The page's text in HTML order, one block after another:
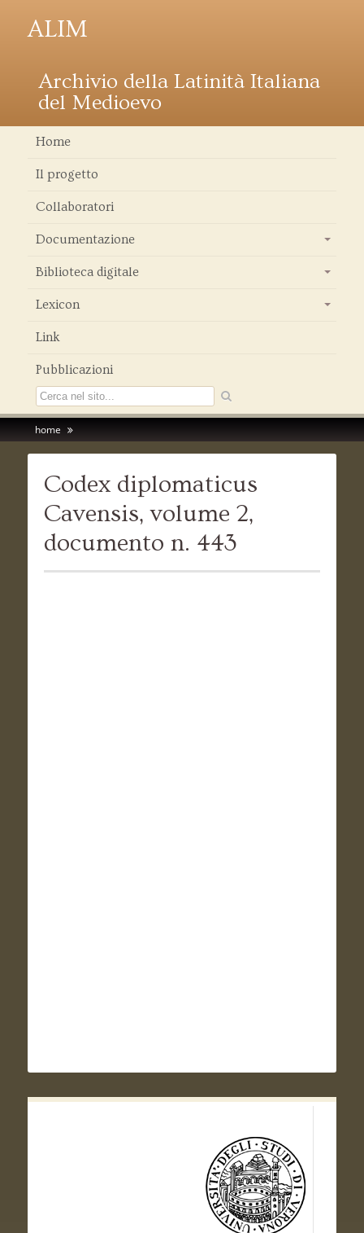
ALIM
Archivio della Latinità Italiana
del Medioevo
Home
Il progetto
Collaboratori
Documentazione
Biblioteca digitale
Lexicon
Link
Pubblicazioni
home
Codex diplomaticus
Cavensis, volume 2,
documento n. 443